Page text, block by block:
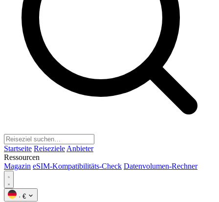
Startseite Reiseziele Anbieter
Ressourcen
Magazin eSIM-Kompatibilitäts-Check Datenvolumen-Rechner
· €